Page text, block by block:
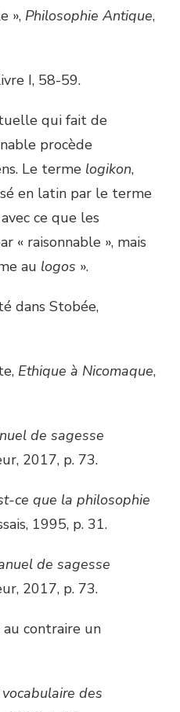
», Philosophie Antique,
I, 58-59.
qui fait de
procède
Le terme logikon,
en latin par le terme
ce que les
« raisonnable », mais
au logos ».
dans Stobée,
Ethique à Nicomaque,
de sagesse
2017, p. 73.
ce que la philosophie
1995, p. 31.
de sagesse
2017, p. 73.
au contraire un
des